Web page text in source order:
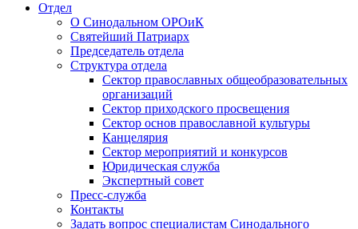
Отдел
О Синодальном ОРОиК
Святейший Патриарх
Председатель отдела
Структура отдела
Сектор православных общеобразовательных
организаций
Сектор приходского просвещения
Сектор основ православной культуры
Канцелярия
Сектор мероприятий и конкурсов
Юридическая служба
Экспертный совет
Пресс-служба
Контакты
Задать вопрос специалистам Синодального